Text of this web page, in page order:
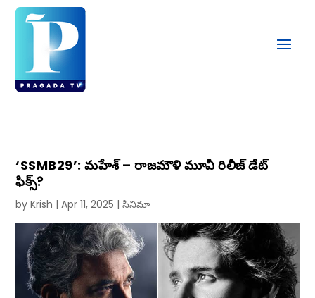
‘SSMB29’: మహేశ్ – రాజమౌళి మూవీ రిలీజ్ డేట్
ఫిక్స్?
byKrish |Apr 11, 2025 |సినిమా